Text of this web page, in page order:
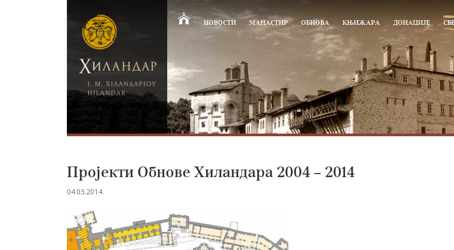
НОВОСТИ МАНАСТИР ОБНОВА КЊИЖАРА ДОНАЦИЈЕ
Пројекти Обнове Хиландара 2004 – 2014
04.03.2014.